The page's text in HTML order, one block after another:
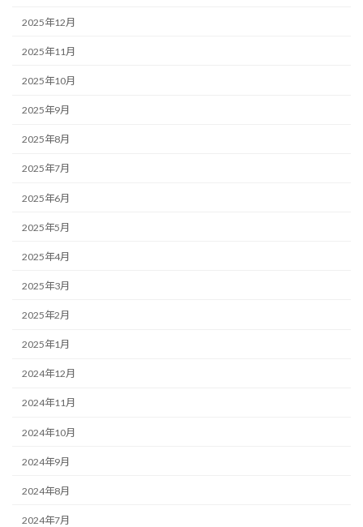
2025年12月
2025年11月
2025年10月
2025年9月
2025年8月
2025年7月
2025年6月
2025年5月
2025年4月
2025年3月
2025年2月
2025年1月
2024年12月
2024年11月
2024年10月
2024年9月
2024年8月
2024年7月